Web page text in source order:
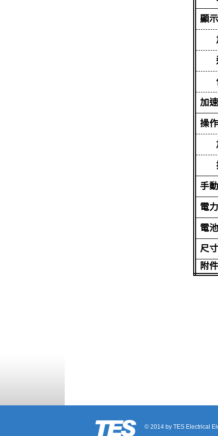
顯
加
操
手
電力
電
尺寸
附件
© 2014 by TES Electrical